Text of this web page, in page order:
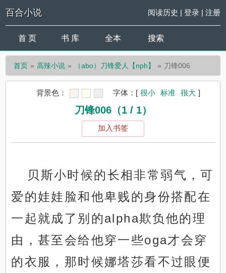
百合小说 阅读历史 | 登录| 注册
首 页 书 库 全本 搜索
首页 高辣小说 （abo）刀锋爱人【nph】 刀锋006
背景色： 字体： [ 很小 标准 很大 ]
刀锋006（1 / 1）
加入书签
贝斯小时候的长相非常弱气，可
爱的娃娃脸和他卑贱的身份搭配在
一起就成了别的alpha欺负他的理
由，甚至会给他穿一些oga才会穿
的衣服，那时候娜塔莎看不过眼便